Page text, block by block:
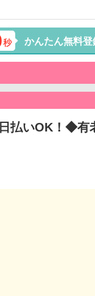
かんたん無料登
払いOK！◆有